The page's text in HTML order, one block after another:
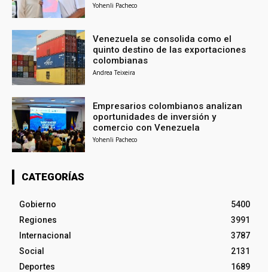
Yohenli Pacheco
Venezuela se consolida como el
quinto destino de las exportaciones
colombianas
Andrea Teixeira
Empresarios colombianos analizan
oportunidades de inversión y
comercio con Venezuela
Yohenli Pacheco
CATEGORÍAS
Gobierno
5400
Regiones
3991
Internacional
3787
Social
2131
Deportes
1689